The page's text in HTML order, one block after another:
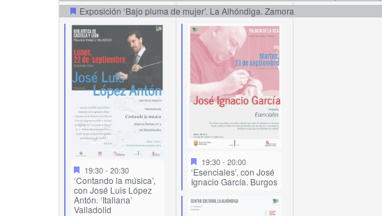
Exposición ‘Bajo pluma de mujer’. La Alhóndiga. Zamora
19:30- 20:30
‘Contando la música’,
con José Luis López
Antón. ‘Italiana’
Valladolid
19:30- 20:00
‘Esenciales’, con José
Ignacio García. Burgos